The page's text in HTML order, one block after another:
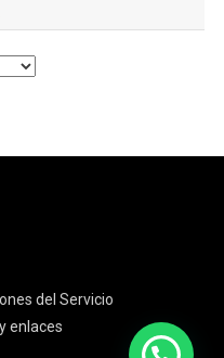
del Servicio
enlaces